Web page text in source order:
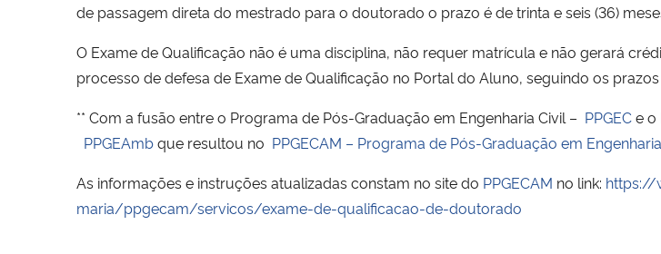
de passagem direta do mestrado para o doutorado o prazo é de trinta e seis (36)
O Exame de Qualificação não é uma disciplina, não requer matrícula e não gerará
processo de defesa de Exame de Qualificação no Portal do Aluno, seguindo os
** Com a fusão entre o Programa de Pós-Graduação em Engenharia Civil – PPGECe o
PPGEAmbque resultou no PPGECAM – Programa de Pós-Graduação em
As informações e instruções atualizadas constam no site do PPGECAM no link: https://
maria/ppgecam/servicos/exame-de-qualificacao-de-doutorado